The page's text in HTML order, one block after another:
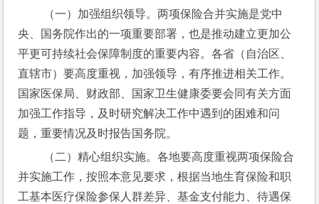
央、国务院作出的一项重要部署，也是推动建立更加公
平更可持续社会保障制度的重要内容。各省（自治区、
直辖市）要高度重视，加强领导，有序推进相关工作。
国家医保局、财政部、国家卫生健康委要会同有关方面
加强工作指导，及时研究解决工作中遇到的困难和问
题，重要情况及时报告国务院。
并实施工作，按照本意见要求，根据当地生育保险和职
工基本医疗保险参保人群差异、基金支付能力、待遇保